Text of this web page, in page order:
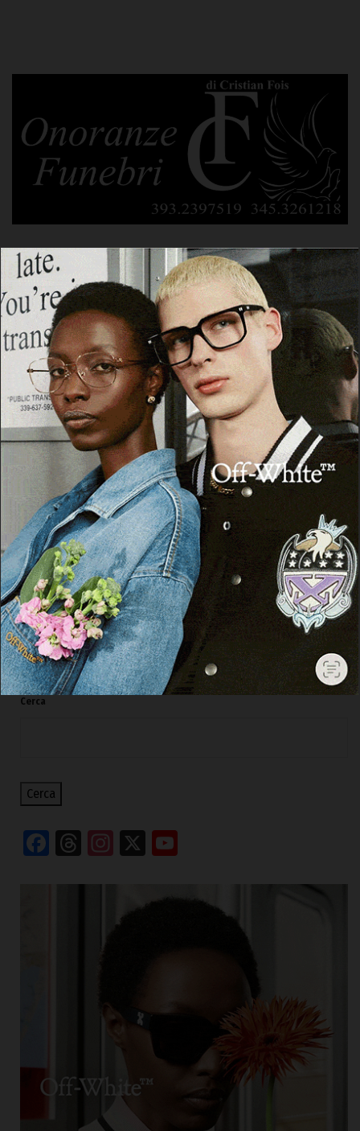
POTREBBE PIACERTI ANCHE
OZIERI
Criticità nella biblioteca di Ozieri, arrivano le
repliche dell’Istituzione San Michele e del
Comune
8 Agosto 2026, 16:44
Cerca
Cerca
Facebook
Threads
Instagram
X